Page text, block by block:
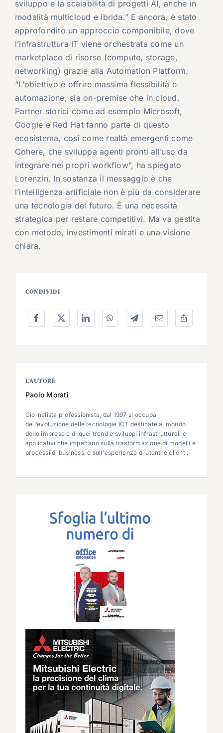
sviluppo e la scalabilità di progetti AI, anche in
modalità multicloud e ibrida.” E ancora, è stato
approfondito un approccio componibile, dove
l’infrastruttura IT viene orchestrata come un
marketplace di risorse (compute, storage,
networking) grazie alla Automation Platform.
“L’obiettivo è offrire massima flessibilità e
automazione, sia on-premise che in cloud.
Partner storici come ad esempio Microsoft,
Google e Red Hat fanno parte di questo
ecosistema, così come realtà emergenti come
Cohere, che sviluppa agenti pronti all’uso da
integrare nei propri workflow”, ha spiegato
Lorenzin. In sostanza il messaggio è che
l’intelligenza artificiale non è più da considerare
una tecnologia del futuro. È una necessità
strategica per restare competitivi. Ma va gestita
con metodo, investimenti mirati e una visione
chiara.
CONDIVIDI
L’AUTORE
Paolo Morati
Giornalista professionista, dal 1997 si occupa
dell’evoluzione delle tecnologie ICT destinate al mondo
delle imprese e di quei trend e sviluppi infrastrutturali e
applicativi che impattano sulla trasformazione di modelli e
processi di business, e sull'esperienza di utenti e clienti.